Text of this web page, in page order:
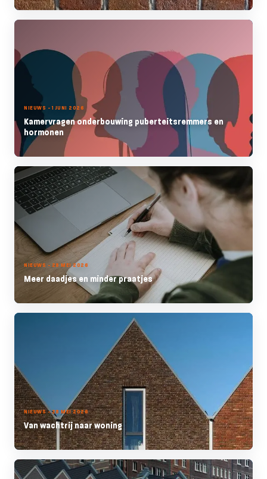
NIEUWS - 1 JUNI 2026
Kamervragen onderbouwing puberteitsremmers en
hormonen
NIEUWS - 28 MEI 2026
Meer daadjes en minder praatjes
NIEUWS - 28 MEI 2026
Van wachtrij naar woning